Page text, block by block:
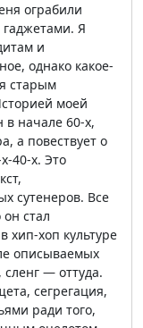
ограбили
Я
и
однако какое-
старым
моей
начале 60-х,
а повествует о
40-х. Это
сутенеров. Все
стал
хип-хоп культуре
описываемых
— оттуда.
сегрегация,
ради того,